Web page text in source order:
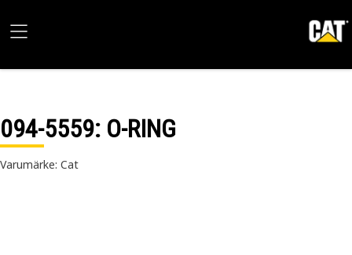
094-5559: O-RING
Varumärke: Cat